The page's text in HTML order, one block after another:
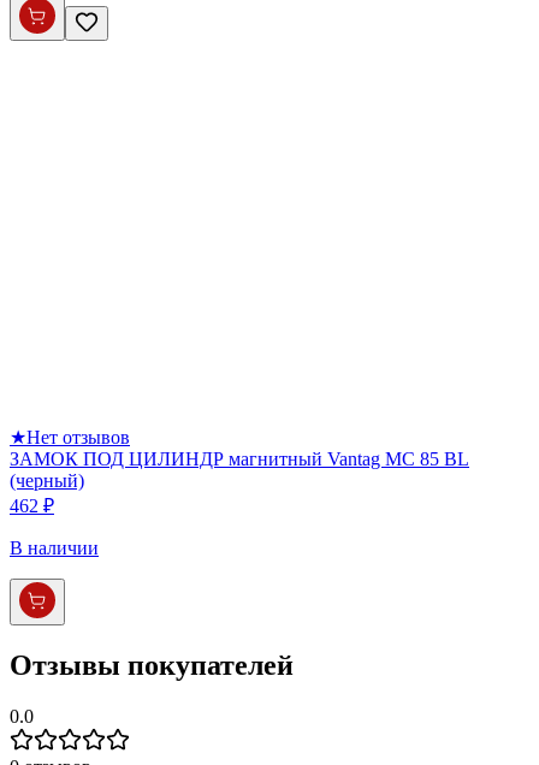
★Нет отзывов
ЗАМОК ПОД ЦИЛИНДР магнитный Vantag МС 85 BL
(черный)
462 ₽
В наличии
Отзывы покупателей
0.0